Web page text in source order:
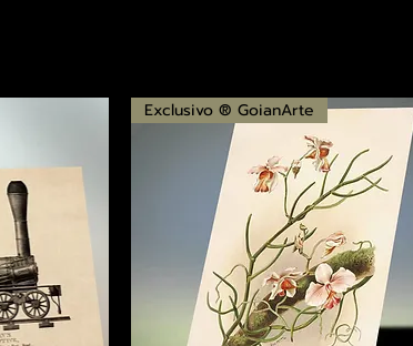
Exclusivo ® GoianArte